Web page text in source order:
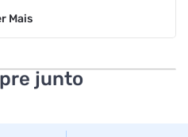
Mais
junto